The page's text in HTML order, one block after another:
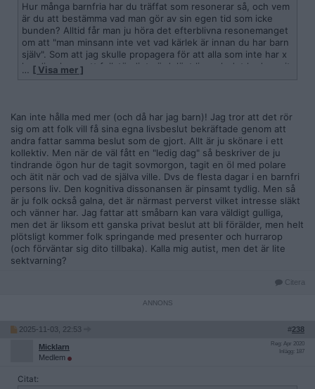
Hur många barnfria har du träffat som resonerar så, och vem
är du att bestämma vad man gör av sin egen tid som icke
bunden? Alltid får man ju höra det efterblivna resonemanget
om att "man minsann inte vet vad kärlek är innan du har barn
själv". Som att jag skulle propagera för att alla som inte har x
husdjur, lever ett fullständigt värdelöst liv, och det hade varit
så mycket bättre med detta djuret.
på slikt sätt? Det är ju en fet trigger, iallafall bland kvinnor, att
man som kvinna vill skilja sig från mängden och INTE avla
något barn, man kommer ångra sig, och det kan man aldrig
veta att man inte vill, o jada jada o fan o hans moster, det är
fan inte normalt att vara så besatt av någon annans val, och
man bör således söka hjälp för sin sjuka hjärna, vet inte HUR
jävla många gånger jag hört tugget från kvinnor som har
barn, för har DE fött, så räknar man ju helhjärtat med att
ALLA vill... Jävla idioti!
… [ Visa mer ]
Kan inte hålla med mer (och då har jag barn)! Jag tror att det rör
sig om att folk vill få sina egna livsbeslut bekräftade genom att
andra fattar samma beslut som de gjort. Allt är ju skönare i ett
kollektiv. Men när de väl fått en "ledig dag" så beskriver de ju
tindrande ögon hur de tagit sovmorgon, tagit en öl med polare
och ätit när och vad de själva ville. Dvs de flesta dagar i en barnfri
persons liv. Den kognitiva dissonansen är pinsamt tydlig. Men så
är ju folk också galna, det är närmast perverst vilket intresse släkt
och vänner har. Jag fattar att småbarn kan vara väldigt gulliga,
men det är liksom ett ganska privat beslut att bli förälder, men helt
plötsligt kommer folk springande med presenter och hurrarop
(och förväntar sig dito tillbaka). Kalla mig autist, men det är lite
sektvarning?
Citera
2025-11-03, 22:53 #238
Micklarn
Medlem
Reg: Apr 2020
Inlägg: 187
Citat: